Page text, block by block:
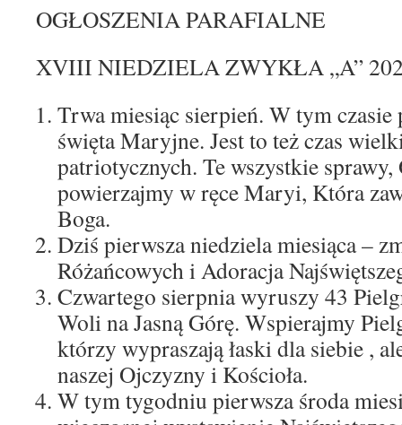
OGŁOSZENIA PARAFIALNE
XVIII NIEDZIELA ZWYKŁA „A”
Trwa miesiąc sierpień. W tym
święta Maryjne. Jest to też czas
patriotycznych. Te wszystkie
powierzajmy w ręce Maryi, Która
Boga.
Dziś pierwsza niedziela miesiąca –
Różańcowych i Adoracja
Czwartego sierpnia wyruszy 43
Woli na Jasną Górę. Wspierajmy
którzy wypraszają łaski dla siebie ,
naszej Ojczyzny i Kościoła.
W tym tygodniu pierwsza środa